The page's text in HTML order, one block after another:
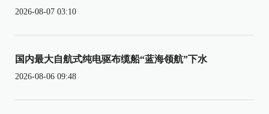
2026-08-07 03:10
国内最大自航式纯电驱布缆船“蓝海领航”下水
2026-08-06 09:48